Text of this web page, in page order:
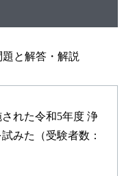
と解答・解説
れた令和5年度 浄
みた（受験者数：